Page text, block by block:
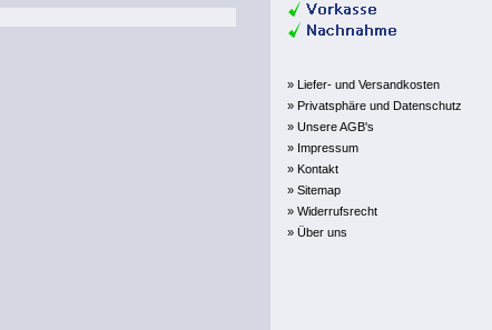
» Liefer- und Versandkosten
» Privatsphäre und Datenschutz
» Unsere AGB's
» Impressum
» Kontakt
» Sitemap
» Widerrufsrecht
» Über uns